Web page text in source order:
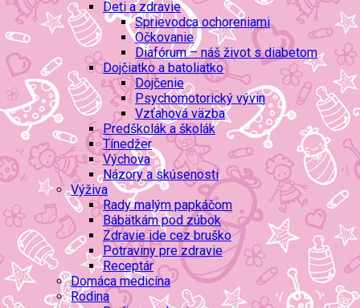
Deti a zdravie
Sprievodca ochoreniami
Očkovanie
Diafórum – náš život s diabetom
Dojčiatko a batoliatko
Dojčenie
Psychomotorický vývin
Vzťahová väzba
Predškolák a školák
Tínedžer
Výchova
Názory a skúsenosti
Výživa
Rady malým papkáčom
Bábätkám pod zúbok
Zdravie ide cez bruško
Potraviny pre zdravie
Receptár
Domáca medicína
Rodina